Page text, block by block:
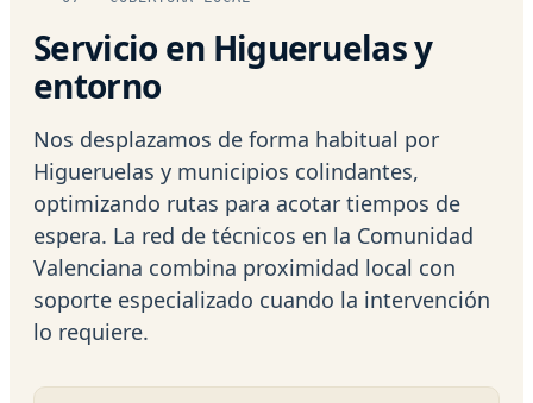
Servicio en Higueruelas y
entorno
Nos desplazamos de forma habitual por
Higueruelas y municipios colindantes,
optimizando rutas para acotar tiempos de
espera. La red de técnicos en la Comunidad
Valenciana combina proximidad local con
soporte especializado cuando la intervención
lo requiere.